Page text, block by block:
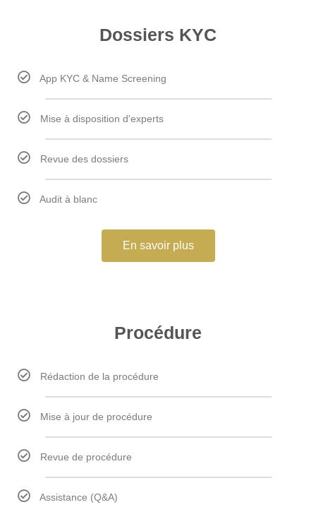
Dossiers KYC
App KYC & Name Screening
Mise à disposition d'experts
Revue des dossiers
Audit à blanc
En savoir plus
Procédure
Rédaction de la procédure
Mise à jour de procédure
Revue de procédure
Assistance (Q&A)